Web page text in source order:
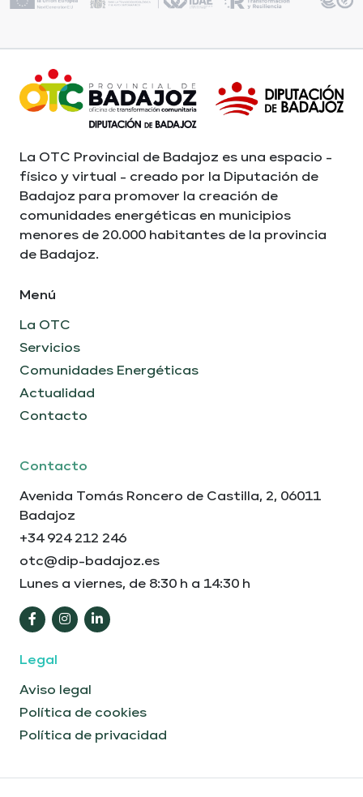
La OTC Provincial de Badajoz es una espacio -
físico y virtual - creado por la Diputación de
Badajoz para promover la creación de
comunidades energéticas en municipios
menores de 20.000 habitantes de la provincia
de Badajoz.
Menú
La OTC
Servicios
Comunidades Energéticas
Actualidad
Contacto
Contacto
Avenida Tomás Roncero de Castilla, 2, 06011
Badajoz
+34 924 212 246
otc@dip-badajoz.es
Lunes a viernes, de 8:30 h a 14:30 h
Legal
Aviso legal
Política de cookies
Política de privacidad